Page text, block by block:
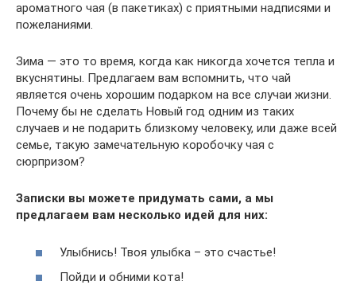
ароматного чая (в пакетиках) с приятными надписями и
пожеланиями.
Зима — это то время, когда как никогда хочется тепла и
вкуснятины. Предлагаем вам вспомнить, что чай
является очень хорошим подарком на все случаи жизни.
Почему бы не сделать Новый год одним из таких
случаев и не подарить близкому человеку, или даже всей
семье, такую замечательную коробочку чая с
сюрпризом?
Записки вы можете придумать сами, а мы
предлагаем вам несколько идей для них:
Улыбнись! Твоя улыбка – это счастье!
Пойди и обними кота!